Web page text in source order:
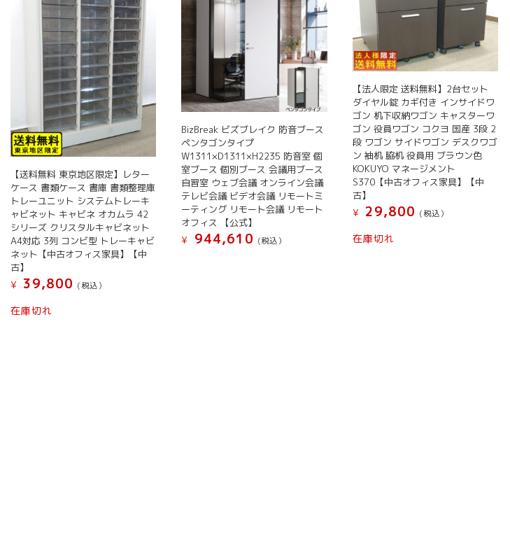
【送料無料 東京地区限定】レター
ケース 書類ケース 書庫 書類整理庫
トレーユニット システムトレーキ
ャビネット キャビネ オカムラ 42
シリーズ クリスタルキャビネット
A4対応 3列 コンビ型 トレーキャビ
ネット【中古オフィス家具】【中
古】
¥
39,800 (税込）
在庫切れ
BizBreak ビズブレイク 防音ブース
ペンタゴンタイプ
W1311×D1311×H2235 防音室 個
室ブース 個別ブース 会議用ブース
自習室 ウェブ会議 オンライン会議
テレビ会議 ビデオ会議 リモートミ
ーティング リモート会議 リモート
オフィス 【公式】
¥
944,610 (税込）
【法人限定 送料無料】2台セット
ダイヤル錠 カギ付き インサイドワ
ゴン 机下収納ワゴン キャスターワ
ゴン 役員ワゴン コクヨ 国産 3段 2
段 ワゴン サイドワゴン デスクワゴ
ン 袖机 脇机 役員用 ブラウン色
KOKUYO マネージメント
S370【中古オフィス家具】【中
古】
¥ 29,800 (税込）
在庫切れ